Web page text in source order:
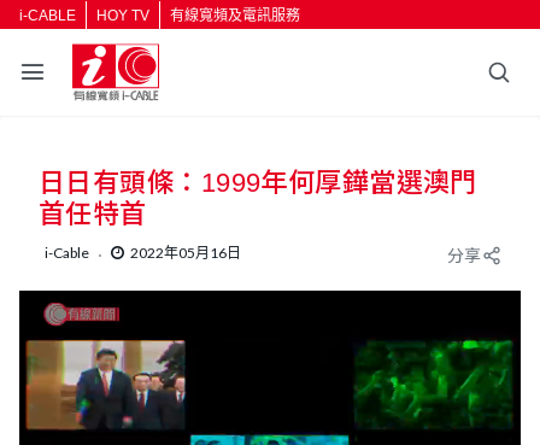
i-CABLE HOY TV 有線寬頻及電訊服務
日日有頭條：1999年何厚鏵當選澳門
首任特首
i-Cable 2022年05月16日 分享